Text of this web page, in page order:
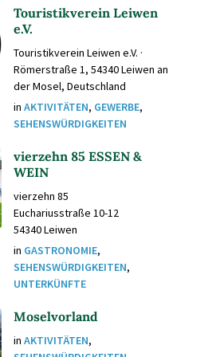
Touristikverein Leiwen
e.V.
Touristikverein Leiwen e.V. ·
Römerstraße 1, 54340 Leiwen an
der Mosel, Deutschland
inAKTIVITÄTEN, GEWERBE,
SEHENSWÜRDIGKEITEN
vierzehn 85 ESSEN &
WEIN
vierzehn 85
Euchariusstraße 10-12
54340 Leiwen
in GASTRONOMIE,
SEHENSWÜRDIGKEITEN,
UNTERKÜNFTE
Moselvorland
inAKTIVITÄTEN,